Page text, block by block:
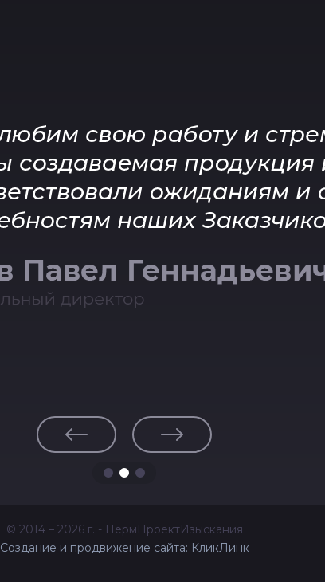
© 2014 – 2026 г. - ПермПроектИзыскания
Создание и продвижение сайта: КликЛинк